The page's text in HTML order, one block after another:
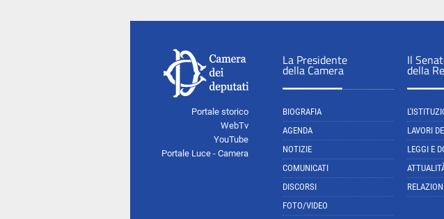
Portale storico
WebTv
YouTube
Portale Luce - Camera
La Presidente
della Camera
BIOGRAFIA
AGENDA
NOTIZIE
COMUNICATI
DISCORSI
FOTO/VIDEO
Il
della
LAVORI
LEGGI E